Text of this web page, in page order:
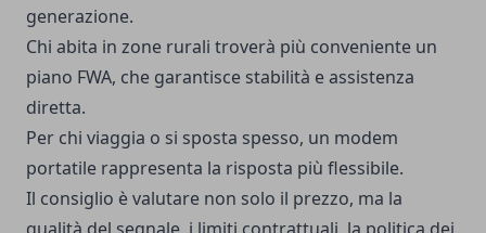
generazione.
Chi abita in zone rurali troverà più conveniente un
piano FWA, che garantisce stabilità e assistenza
diretta.
Per chi viaggia o si sposta spesso, un modem
portatile rappresenta la risposta più flessibile.
Il consiglio è valutare non solo il prezzo, ma la